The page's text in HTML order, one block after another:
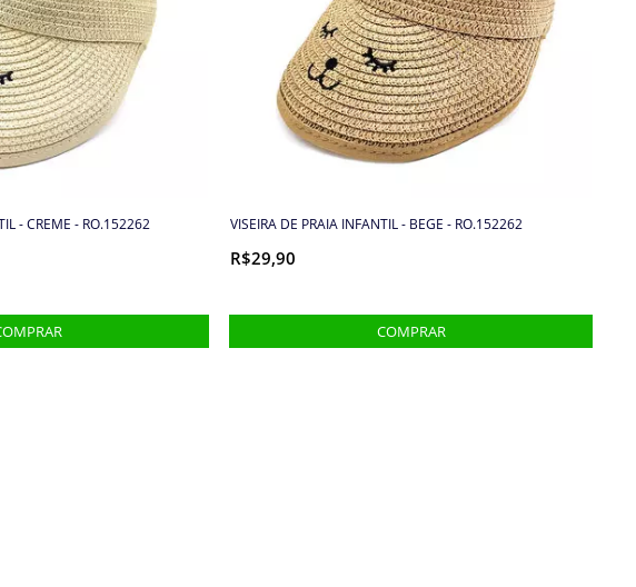
- CREME - RO.152262 VISEIRA DE PRAIA INFANTIL - BEGE - RO.152262
R$29,90